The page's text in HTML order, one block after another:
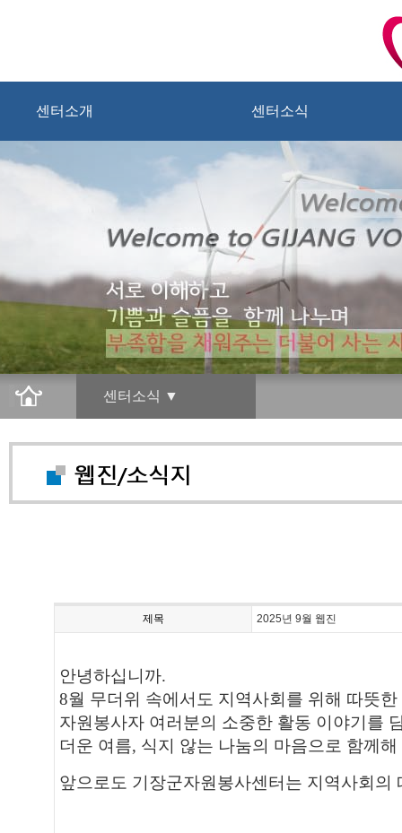
센터소개 센터소식
센터소식 ▼
제목 2025년 9월 웹진
안녕하십니까.
8월 무더위 속에서도 지역사회를 위해 따뜻
자원봉사자 여러분의 소중한 활동 이야기를
더운 여름, 식지 않는 나눔의 마음으로 함께
앞으로도 기장군자원봉사센터는 지역사회의